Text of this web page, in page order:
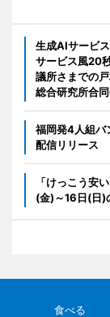
生成AIサービ
サービス風20
議所さまでの
総合研究所合同
福岡発4人組バ
配信リリース
「けっこう安
(金)～16日(日)
食べる